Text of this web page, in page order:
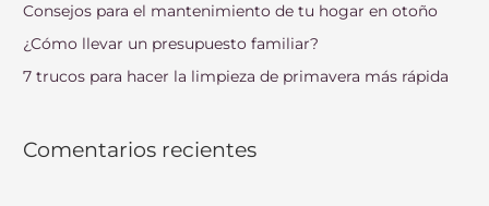
r
:
Consejos para el mantenimiento de tu hogar en otoño
¿Cómo llevar un presupuesto familiar?
7 trucos para hacer la limpieza de primavera más rápida
Comentarios recientes